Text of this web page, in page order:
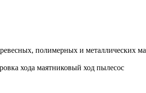
полимерных и металлических
хода маятниковый ход пылесос